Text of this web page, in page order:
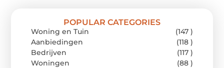
POPULAR CATEGORIES
Woning en Tuin
(147 )
Aanbiedingen
(118 )
Bedrijven
(117 )
Woningen
(88 )